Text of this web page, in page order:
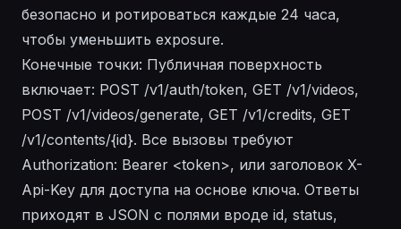
безопасно и ротироваться каждые 24 часа,
чтобы уменьшить exposure.
Конечные точки: Публичная поверхность
включает: POST /v1/auth/token, GET /v1/videos,
POST /v1/videos/generate, GET /v1/credits, GET
/v1/contents/{id}. Все вызовы требуют
Authorization: Bearer <token>, или заголовок X-
Api-Key для доступа на основе ключа. Ответы
приходят в JSON с полями вроде id, status,